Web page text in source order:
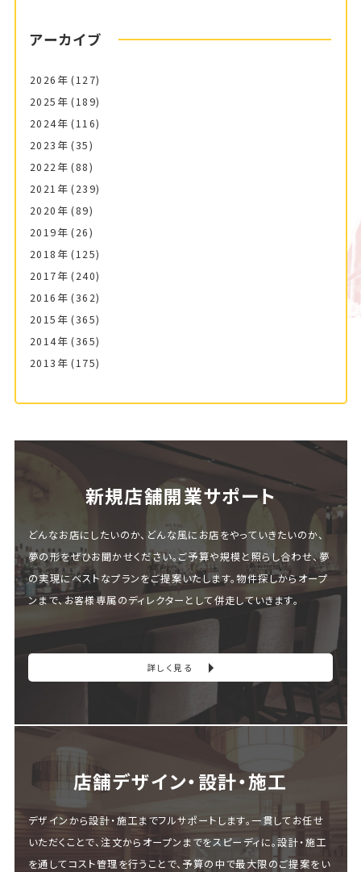
アーカイブ
2026年 (127)
2025年 (189)
2024年 (116)
2023年 (35)
2022年 (88)
2021年 (239)
2020年 (89)
2019年 (26)
2018年 (125)
2017年 (240)
2016年 (362)
2015年 (365)
2014年 (365)
2013年 (175)
新規店舗開業サポート
どんなお店にしたいのか、どんな風にお店をやっていきたいのか、
夢の形をぜひお聞かせください。ご予算や規模と照らし合わせ、夢
の実現にベストなプランをご提案いたします。物件探しからオープ
ンまで、お客様専属のディレクターとして併走していきます。
詳しく見る
店舗デザイン・設計・施⼯
デザインから設計・施工までフルサポートします。一貫してお任せ
いただくことで、注文からオープンまでをスピーディに。設計・施工
を通してコスト管理を行うことで、予算の中で最大限のご提案をい